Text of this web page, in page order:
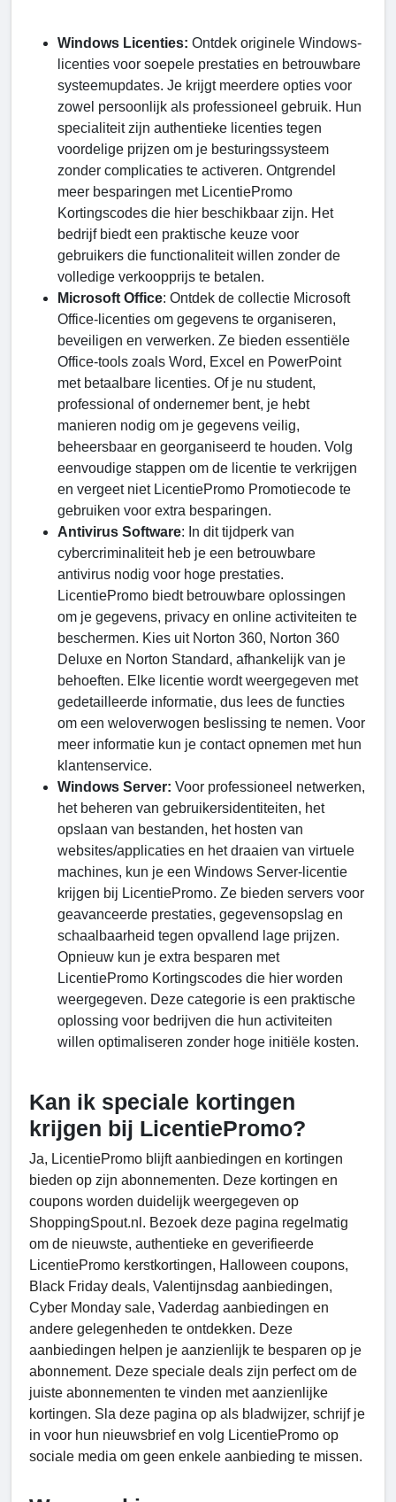
Windows Licenties: Ontdek originele Windows-
licenties voor soepele prestaties en betrouwbare
systeemupdates. Je krijgt meerdere opties voor
zowel persoonlijk als professioneel gebruik. Hun
specialiteit zijn authentieke licenties tegen
voordelige prijzen om je besturingssysteem
zonder complicaties te activeren. Ontgrendel
meer besparingen met LicentiePromo
Kortingscodes die hier beschikbaar zijn. Het
bedrijf biedt een praktische keuze voor
gebruikers die functionaliteit willen zonder de
volledige verkoopprijs te betalen.
Microsoft Office: Ontdek de collectie Microsoft
Office-licenties om gegevens te organiseren,
beveiligen en verwerken. Ze bieden essentiële
Office-tools zoals Word, Excel en PowerPoint
met betaalbare licenties. Of je nu student,
professional of ondernemer bent, je hebt
manieren nodig om je gegevens veilig,
beheersbaar en georganiseerd te houden. Volg
eenvoudige stappen om de licentie te verkrijgen
en vergeet niet LicentiePromo Promotiecode te
gebruiken voor extra besparingen.
Antivirus Software: In dit tijdperk van
cybercriminaliteit heb je een betrouwbare
antivirus nodig voor hoge prestaties.
LicentiePromo biedt betrouwbare oplossingen
om je gegevens, privacy en online activiteiten te
beschermen. Kies uit Norton 360, Norton 360
Deluxe en Norton Standard, afhankelijk van je
behoeften. Elke licentie wordt weergegeven met
gedetailleerde informatie, dus lees de functies
om een weloverwogen beslissing te nemen. Voor
meer informatie kun je contact opnemen met hun
klantenservice.
Windows Server: Voor professioneel netwerken,
het beheren van gebruikersidentiteiten, het
opslaan van bestanden, het hosten van
websites/applicaties en het draaien van virtuele
machines, kun je een Windows Server-licentie
krijgen bij LicentiePromo. Ze bieden servers voor
geavanceerde prestaties, gegevensopslag en
schaalbaarheid tegen opvallend lage prijzen.
Opnieuw kun je extra besparen met
LicentiePromo Kortingscodes die hier worden
weergegeven. Deze categorie is een praktische
oplossing voor bedrijven die hun activiteiten
willen optimaliseren zonder hoge initiële kosten.
Kan ik speciale kortingen
krijgen bij LicentiePromo?
Ja, LicentiePromo blijft aanbiedingen en kortingen
bieden op zijn abonnementen. Deze kortingen en
coupons worden duidelijk weergegeven op
ShoppingSpout.nl. Bezoek deze pagina regelmatig
om de nieuwste, authentieke en geverifieerde
LicentiePromo kerstkortingen, Halloween coupons,
Black Friday deals, Valentijnsdag aanbiedingen,
Cyber Monday sale, Vaderdag aanbiedingen en
andere gelegenheden te ontdekken. Deze
aanbiedingen helpen je aanzienlijk te besparen op je
abonnement. Deze speciale deals zijn perfect om de
juiste abonnementen te vinden met aanzienlijke
kortingen. Sla deze pagina op als bladwijzer, schrijf je
in voor hun nieuwsbrief en volg LicentiePromo op
sociale media om geen enkele aanbieding te missen.